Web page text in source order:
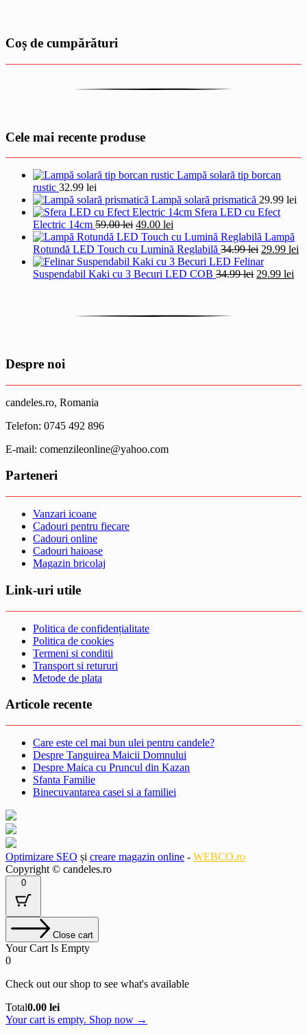
Coș de cumpărături
Cele mai recente produse
Lampă solară tip borcan
rustic 32.99 lei
Lampă solară prismatică 29.99 lei
Sfera LED cu Efect
Electric 14cm 59.00lei Prețul
inițial
a
fost:
59.00 lei.
49.00 lei
curent
este:
49.00 lei.
Lampă
Rotundă LED Touch cu Lumină Reglabilă 34.99lei Prețul
inițial
a
29.99 lei
Felinar
Suspendabil Kaki cu 3 Becuri LED COB 34.99lei Prețul
29.99 lei
Despre noi
candeles.ro, Romania
Telefon: 0745 492 896
E-mail: comenzileonline@yahoo.com
Parteneri
Vanzari icoane
Cadouri pentru fiecare
Cadouri online
Cadouri haioase
Magazin bricolaj
Link-uri utile
Politica de confidențialitate
Politica de cookies
Termeni si conditii
Transport si retururi
Metode de plata
Articole recente
Care este cel mai bun ulei pentru candele?
Despre Tanguirea Maicii Domnului
Despre Maica cu Pruncul din Kazan
Sfanta Familie
Binecuvantarea casei si a familiei
Optimizare SEO și creare magazin online - WEBCO.ro
Copyright © candeles.ro
0
Close cart
Your Cart Is Empty
0
Check out our shop to see what's available
Cart
Total:
Total0.00 lei
Your cart is empty. Shop now →